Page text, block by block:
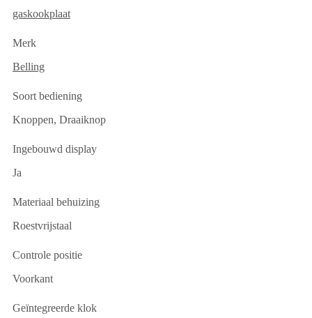
gaskookplaat
Merk
Belling
Soort bediening
Knoppen, Draaiknop
Ingebouwd display
Ja
Materiaal behuizing
Roestvrijstaal
Controle positie
Voorkant
Geïntegreerde klok